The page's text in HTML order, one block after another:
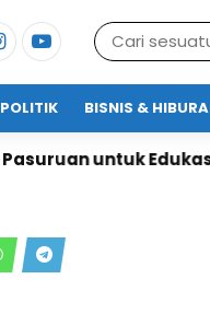
POLITIK BISNIS &
untuk Edukasi